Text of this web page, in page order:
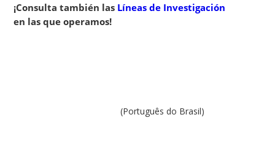
¡Consulta también las Líneas de Investigación
en las que operamos!
(Português do Brasil)